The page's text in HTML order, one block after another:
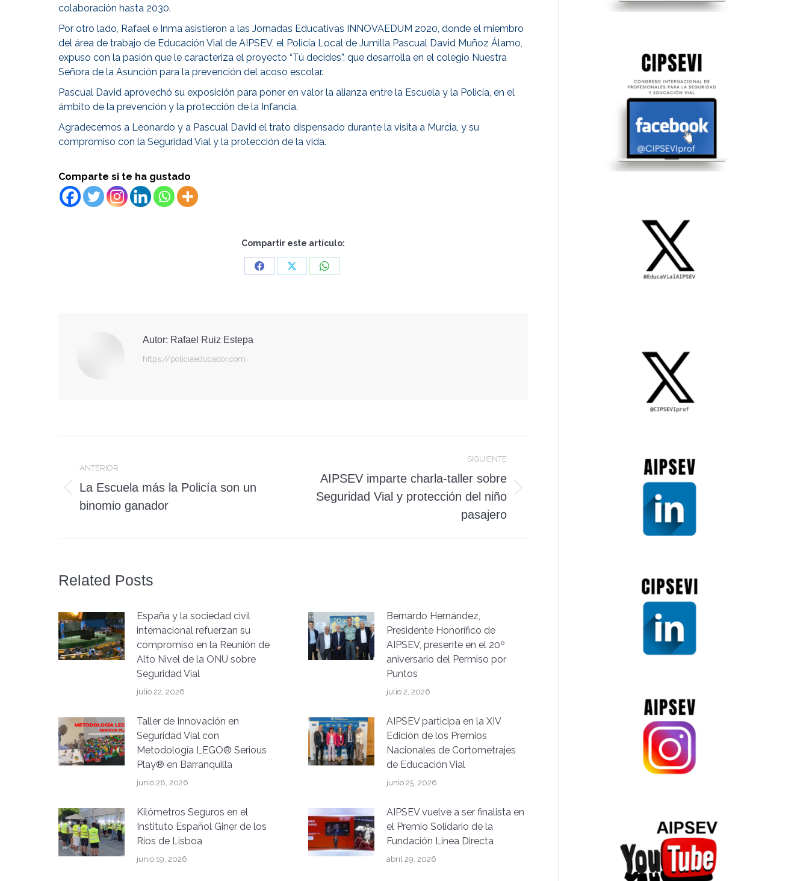
colaboración hasta 2030.
Por otro lado, Rafael e Inma asistieron a las Jornadas Educativas INNOVAEDUM 2020, donde el miembro
del área de trabajo de Educación Vial de AIPSEV, el Policía Local de Jumilla Pascual David Muñoz Álamo,
expuso con la pasión que le caracteriza el proyecto “Tú decides”, que desarrolla en el colegio Nuestra
Señora de la Asunción para la prevención del acoso escolar.
Pascual David aprovechó su exposición para poner en valor la alianza entre la Escuela y la Policía, en el
ámbito de la prevención y la protección de la Infancia.
Agradecemos a Leonardo y a Pascual David el trato dispensado durante la visita a Murcia, y su
compromiso con la Seguridad Vial y la protección de la vida.
Comparte si te ha gustado
Compartir este artículo:
Share
Share
Share
Autor: Rafael Ruiz Estepa
https://policiaeducador.com
entre
publicaciones
ANTERIOR
Publicación
anterior:
La Escuela más la Policía son un
binomio ganador
SIGUIENTE
Publicación
AIPSEV imparte charla-taller sobre
Seguridad Vial y protección del niño
pasajero
Related Posts
España y la sociedad civil
internacional refuerzan su
compromiso en la Reunión de
Alto Nivel de la ONU sobre
Seguridad Vial
julio 22, 2026
Bernardo Hernández,
Presidente Honorífico de
AIPSEV, presente en el 20º
aniversario del Permiso por
Puntos
julio 2, 2026
Taller de Innovación en
Seguridad Vial con
Metodología LEGO® Serious
Play® en Barranquilla
junio 28, 2026
AIPSEV participa en la XIV
Edición de los Premios
Nacionales de Cortometrajes
de Educación Vial
junio 25, 2026
Kilómetros Seguros en el
Instituto Español Giner de los
Ríos de Lisboa
junio 19, 2026
AIPSEV vuelve a ser finalista en
el Premio Solidario de la
Fundación Línea Directa
abril 29, 2026